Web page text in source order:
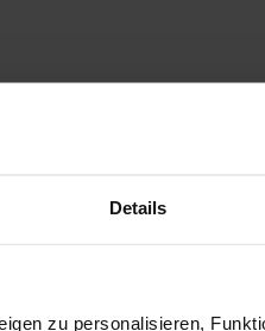
Details
zu personalisieren,